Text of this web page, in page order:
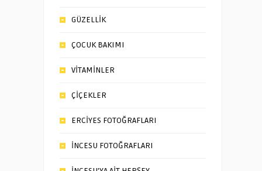
GÜZELLİK
ÇOCUK BAKIMI
VİTAMİNLER
ÇİÇEKLER
ERCİYES FOTOĞRAFLARI
İNCESU FOTOĞRAFLARI